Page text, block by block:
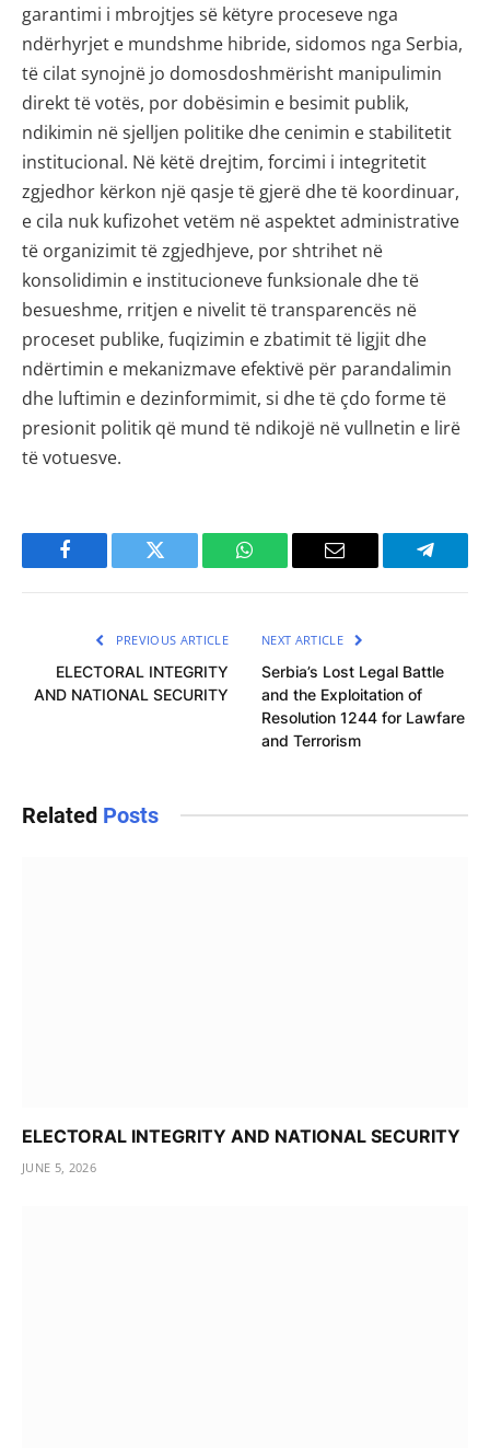
garantimi i mbrojtjes së këtyre proceseve nga
ndërhyrjet e mundshme hibride, sidomos nga Serbia,
të cilat synojnë jo domosdoshmërisht manipulimin
direkt të votës, por dobësimin e besimit publik,
ndikimin në sjelljen politike dhe cenimin e stabilitetit
institucional. Në këtë drejtim, forcimi i integritetit
zgjedhor kërkon një qasje të gjerë dhe të koordinuar,
e cila nuk kufizohet vetëm në aspektet administrative
të organizimit të zgjedhjeve, por shtrihet në
konsolidimin e institucioneve funksionale dhe të
besueshme, rritjen e nivelit të transparencës në
proceset publike, fuqizimin e zbatimit të ligjit dhe
ndërtimin e mekanizmave efektivë për parandalimin
dhe luftimin e dezinformimit, si dhe të çdo forme të
presionit politik që mund të ndikojë në vullnetin e lirë
të votuesve.
Facebook Twitter WhatsApp Email
PREVIOUS ARTICLE
ELECTORAL INTEGRITY
AND NATIONAL SECURITY
NEXT ARTICLE
Serbia’s Lost Legal Battle
and the Exploitation of
Resolution 1244 for Lawfare
and Terrorism
Related Posts
ELECTORAL INTEGRITY AND NATIONAL SECURITY
JUNE 5, 2026